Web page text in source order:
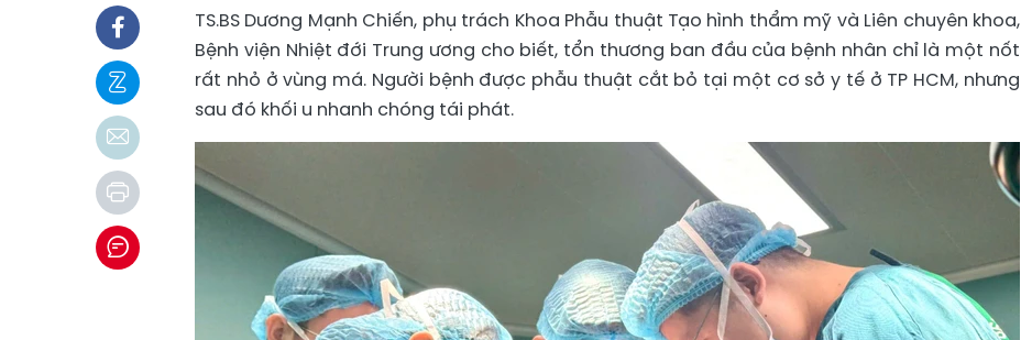
TS.BS Dương Mạnh Chiến, phụ trách Khoa Phẫu thuật Tạo hình thẩm mỹ và Liên chuyên khoa,
Bệnh viện Nhiệt đới Trung ương cho biết, tổn thương ban đầu của bệnh nhân chỉ là một nốt
rất nhỏ ở vùng má. Người bệnh được phẫu thuật cắt bỏ tại một cơ sở y tế ở TP HCM, nhưng
sau đó khối u nhanh chóng tái phát.